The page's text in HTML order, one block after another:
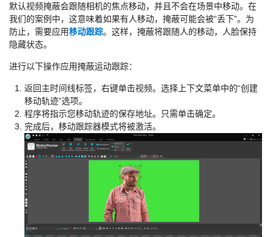
默认视频掩蔽会跟随相机的焦点移动，并且不会在场景中移动。在
我们的案例中，这意味着如果有人移动，掩蔽可能会被“丢下”。为
防止，需要应用移动跟踪。这样，掩蔽将跟随人的移动，人脸保持
隐藏状态。
进行以下操作应用掩蔽运动跟踪：
返回主时间线标签，右键单击视频。选择上下文菜单中的“创建
移动轨迹”选项。
程序将指示您移动轨迹的保存地址。只需单击确定。
完成后，移动跟踪器模式将被激活。